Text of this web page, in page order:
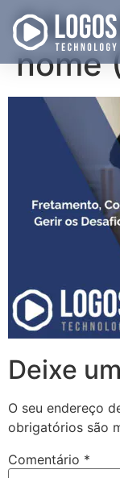
Cópia
nome
Deixe
O seu endereço
obrigatórios são
Comentário *